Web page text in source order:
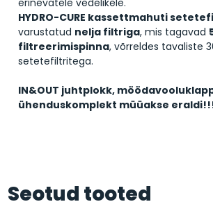
HYDRO-CURE kassettmahuti
varustatud nelja filtriga, mis tagavad
filtreerimispinna, võrreldes tavaliste
setetefiltritega.
IN&OUT juhtplokk,
ühenduskomplekt müüakse
Seotud tooted